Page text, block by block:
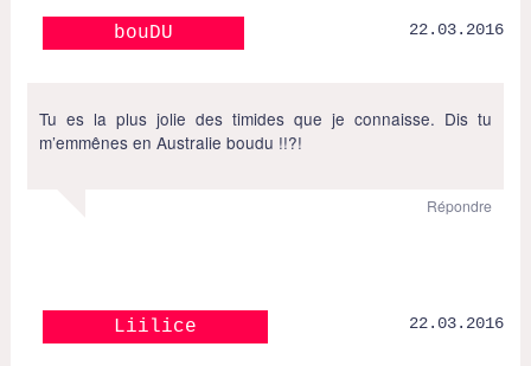
bouDU 22.03.2016
Tu es la plus jolie des timides que je connaisse. Dis tu
m’emmênes en Australie boudu !!?!
Répondre
Liilice 22.03.2016